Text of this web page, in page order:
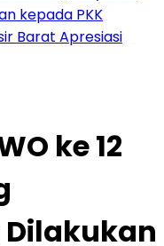
kepada PKK
Barat Apresiasi
ke 12